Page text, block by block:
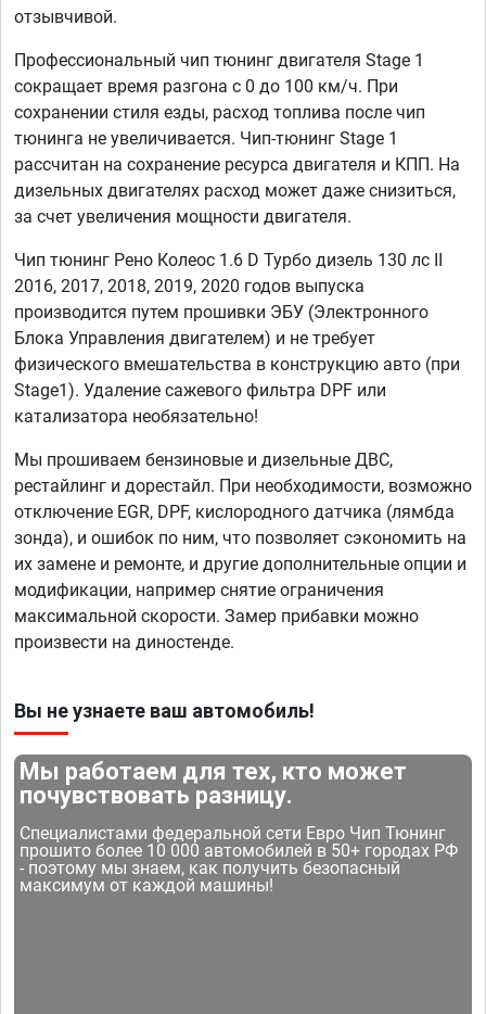
отзывчивой.
Профессиональный чип тюнинг двигателя Stage 1
сокращает время разгона с 0 до 100 км/ч. При
сохранении стиля езды, расход топлива после чип
тюнинга не увеличивается. Чип-тюнинг Stage 1
рассчитан на сохранение ресурса двигателя и КПП. На
дизельных двигателях расход может даже снизиться,
за счет увеличения мощности двигателя.
Чип тюнинг Рено Колеос 1.6 D Турбо дизель 130 лс II
2016, 2017, 2018, 2019, 2020 годов выпуска
производится путем прошивки ЭБУ (Электронного
Блока Управления двигателем) и не требует
физического вмешательства в конструкцию авто (при
Stage1). Удаление сажевого фильтра DPF или
катализатора необязательно!
Мы прошиваем бензиновые и дизельные ДВС,
рестайлинг и дорестайл. При необходимости, возможно
отключение EGR, DPF, кислородного датчика (лямбда
зонда), и ошибок по ним, что позволяет сэкономить на
их замене и ремонте, и другие дополнительные опции и
модификации, например снятие ограничения
максимальной скорости. Замер прибавки можно
произвести на диностенде.
Вы не узнаете ваш автомобиль!
Мы работаем для тех, кто может
почувствовать разницу.
Специалистами федеральной сети Евро Чип Тюнинг
прошито более 10 000 автомобилей в 50+ городах РФ
- поэтому мы знаем, как получить безопасный
максимум от каждой машины!